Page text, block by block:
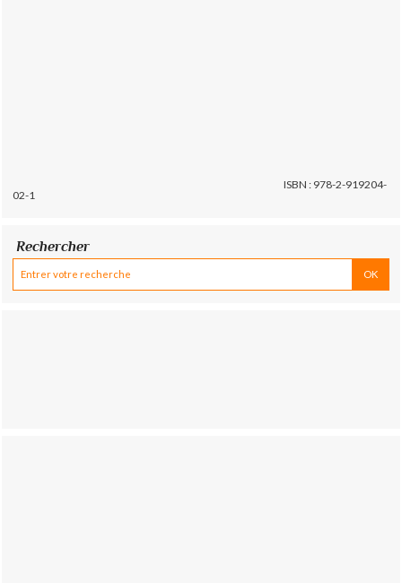
ISBN : 978-2-919204-
02-1
Rechercher